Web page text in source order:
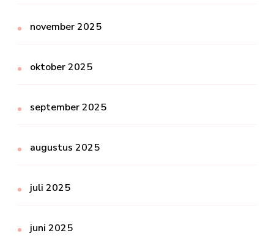
november 2025
oktober 2025
september 2025
augustus 2025
juli 2025
juni 2025